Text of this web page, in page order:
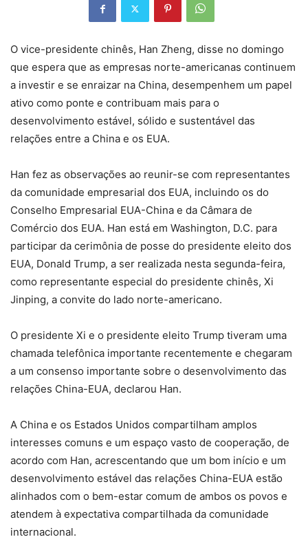
O vice-presidente chinês, Han Zheng, disse no domingo
que espera que as empresas norte-americanas continuem
a investir e se enraizar na China, desempenhem um papel
ativo como ponte e contribuam mais para o
desenvolvimento estável, sólido e sustentável das
relações entre a China e os EUA.
Han fez as observações ao reunir-se com representantes
da comunidade empresarial dos EUA, incluindo os do
Conselho Empresarial EUA-China e da Câmara de
Comércio dos EUA. Han está em Washington, D.C. para
participar da cerimônia de posse do presidente eleito dos
EUA, Donald Trump, a ser realizada nesta segunda-feira,
como representante especial do presidente chinês, Xi
Jinping, a convite do lado norte-americano.
O presidente Xi e o presidente eleito Trump tiveram uma
chamada telefônica importante recentemente e chegaram
a um consenso importante sobre o desenvolvimento das
relações China-EUA, declarou Han.
A China e os Estados Unidos compartilham amplos
interesses comuns e um espaço vasto de cooperação, de
acordo com Han, acrescentando que um bom início e um
desenvolvimento estável das relações China-EUA estão
alinhados com o bem-estar comum de ambos os povos e
atendem à expectativa compartilhada da comunidade
internacional.